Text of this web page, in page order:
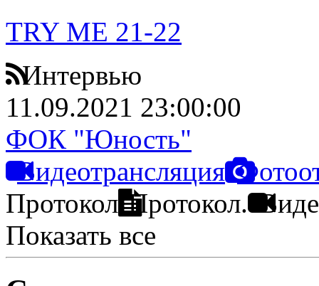
TRY ME 21-22
Интервью
11.09.2021 23:00:00
ФОК "Юность"
Видеотрансляция
Протокол Протокол.
Показать все